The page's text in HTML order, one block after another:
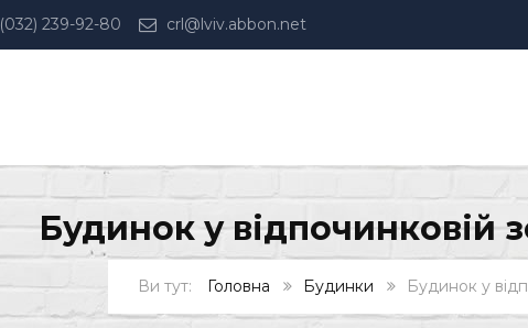
(032) 239-92-80 crl@lviv.abbon.net
Будинок у відпочинковій
Головна Будинки Будинок у